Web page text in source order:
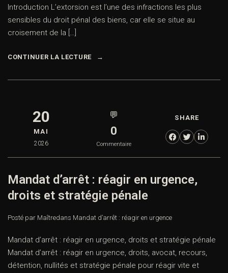
Introduction L’extorsion est l’une des infractions les plus
sensibles du droit pénal des biens, car elle se situe au
croisement de la […]
CONTINUER LA LECTURE
20
MAI
2026
💬
0
Commentaire
SHARE
Mandat d’arrêt : réagir en urgence,
droits et stratégie pénale
Posté par Maîtredans Mandat d’arrêt : réagir en urgence
Mandat d’arrêt : réagir en urgence, droits et stratégie pénale
Mandat d’arrêt : réagir en urgence, droits, avocat, recours,
détention, nullités et stratégie pénale pour réagir vite et